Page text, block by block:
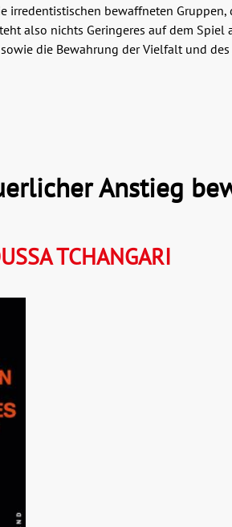
bewaffneten
also nichts Geringeres auf dem
die Bewahrung der Vielfalt und
Anstieg
TCHANGARI